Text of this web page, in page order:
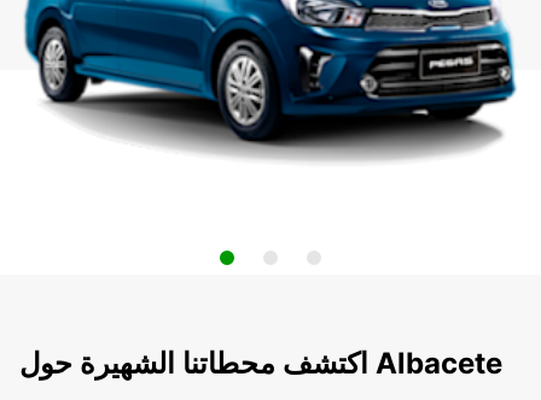
اكتشف محطاتنا الشهيرة حول Albacete